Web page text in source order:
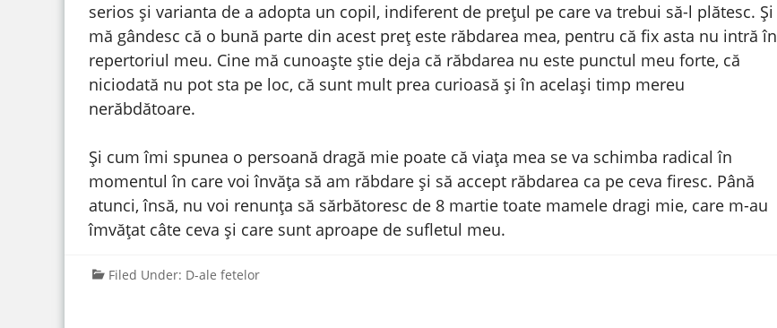
serios și varianta de a adopta un copil, indiferent de prețul pe care va trebui să-l plătesc. Și
mă gândesc că o bună parte din acest preț este răbdarea mea, pentru că fix asta nu intră în
repertoriul meu. Cine mă cunoaște știe deja că răbdarea nu este punctul meu forte, că
niciodată nu pot sta pe loc, că sunt mult prea curioasă și în același timp mereu
nerăbdătoare.
Și cum îmi spunea o persoană dragă mie poate că viața mea se va schimba radical în
momentul în care voi învăța să am răbdare și să accept răbdarea ca pe ceva firesc. Până
atunci, însă, nu voi renunța să sărbătoresc de 8 martie toate mamele dragi mie, care m-au
îmvățat câte ceva și care sunt aproape de sufletul meu.
Filed Under: D-ale fetelor